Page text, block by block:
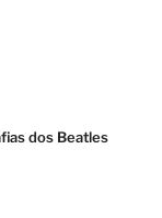
dos Beatles